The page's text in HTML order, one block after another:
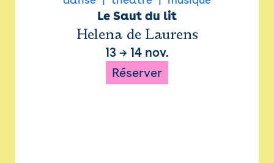
Le Saut du lit
Helena de Laurens
13 → 14 nov.
Réserver